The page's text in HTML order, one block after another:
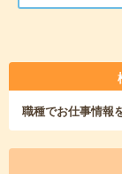
職種でお仕事情報